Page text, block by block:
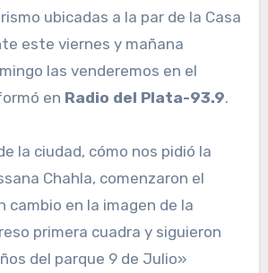
ubicadas a la par de la Casa
este viernes y mañana
las venderemos en el
en Radio del Plata-93.9.
la ciudad, cómo nos pidió la
Chahla, comenzaron el
cambio en la imagen de la
primera cuadra y siguieron
del parque 9 de Julio»